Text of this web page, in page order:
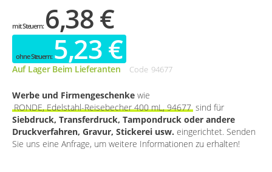
6,38 €
5,23 €
Auf Lager Beim Lieferanten Code 94677
Werbe und Firmengeschenke wie
RONDE, Edelstahl-Reisebecher 400 mL, 94677 sind für
Siebdruck, Transferdruck, Tampondruck oder andere
Druckverfahren, Gravur, Stickerei usw. eingerichtet. Senden
Sie uns eine Anfrage, um weitere Informationen zu erhalten!